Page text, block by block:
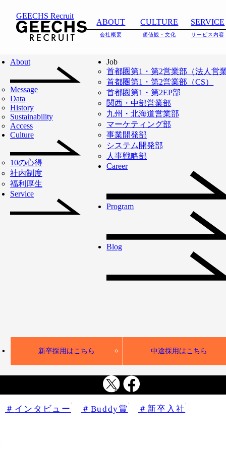
GEECHS Recruit
ABOUT
会社概要
CULTURE
価値観・文化
SERVICE
サービス内容
About
Message
Data
History
Sustainability
Access
Culture
10の心得
社内制度
福利厚生
Service
Job
首都圏第1・第2営業部（法人営
首都圏第1・第2営業部（CS）
首都圏第1・第2EP部
関西・中部営業部
九州・北海道営業部
マーケティング部
事業開発部
システム開発部
人事戦略部
Career
Program
Blog
新卒採用はこちら 中途採用はこちら
ブログタグ:
BLOG
TOP BUDDY賞
ブログタグ: Buddy賞
矢印を外側に向け、周囲を頼ることで引き寄せたBuddy賞
Buddy賞受賞者 結城さんインタビュー
インタビュー Buddy賞 新卒入社